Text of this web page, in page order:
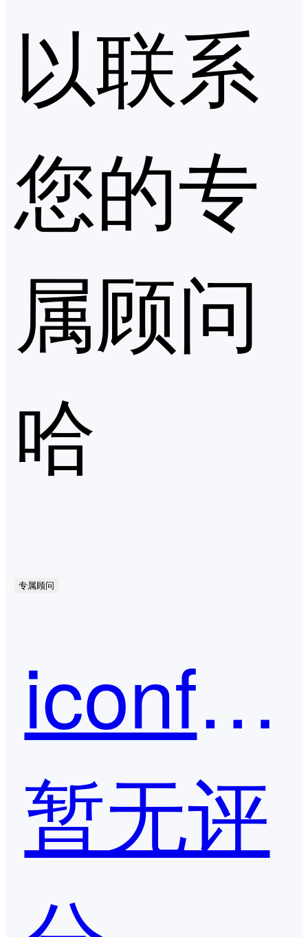
以联系
您的专
属顾问
哈
专属顾问
iconfont
暂无评